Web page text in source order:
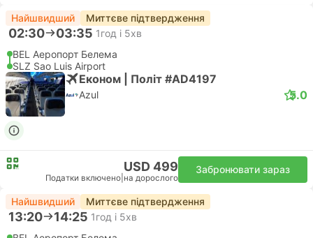
Найшвидший Миттєве підтвердження
02:30 03:35 1год і 5хв
BEL Аеропорт Белема
SLZ Sao Luis Airport
Економ | Політ #AD4197
Azul 5.0
USD 499
Податки включено на дорослого
Забронювати зараз
Найшвидший Миттєве підтвердження
13:20 14:25 1год і 5хв